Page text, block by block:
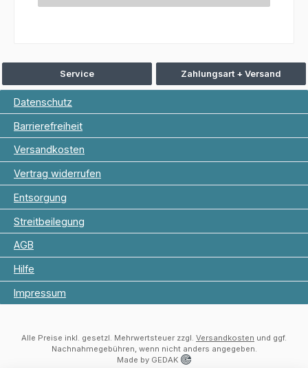
Service Zahlungsart + Versand
Datenschutz
Barrierefreiheit
Versandkosten
Vertrag widerrufen
Entsorgung
Streitbeilegung
AGB
Hilfe
Impressum
Alle Preise inkl. gesetzl. Mehrwertsteuer zzgl. Versandkosten und ggf.
Nachnahmegebühren, wenn nicht anders angegeben.
Made by GEDAK